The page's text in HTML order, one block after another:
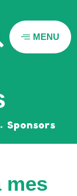
MENU
Sponsors
mes